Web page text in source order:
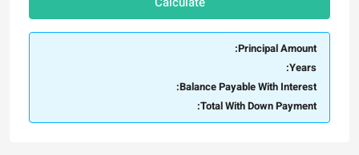
Principal Amount:
Years:
Balance Payable With Interest:
Total With Down Payment: